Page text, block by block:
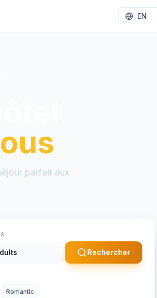
EN ·
parfait aux
Rechercher
Romantic